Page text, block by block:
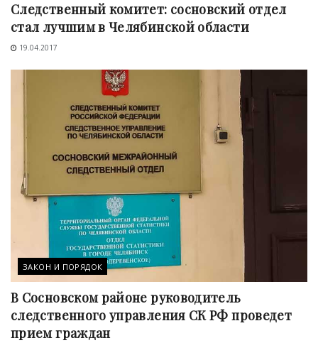
Следственный комитет: сосновский отдел
стал лучшим в Челябинской области
19.04.2017
ЗАКОН И ПОРЯДОК
В Сосновском районе руководитель
следственного управления СК РФ проведет
прием граждан